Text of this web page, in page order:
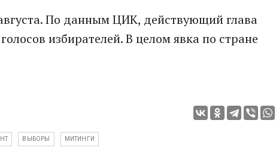
По данным ЦИК, действующий глава
избирателей. В целом явка по стране
ВЫБОРЫ МИТИНГИ